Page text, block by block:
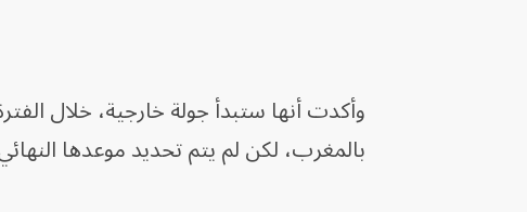
وأكدت أنها ستبدأ جولة خارجية، خلال
بالمغرب، لكن لم يتم تحديد موعدها